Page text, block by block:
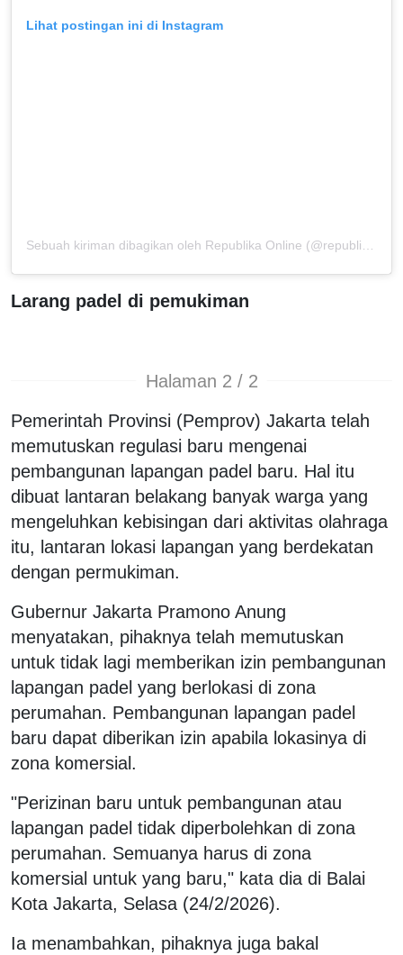
Lihat postingan ini di Instagram
Sebuah kiriman dibagikan oleh Republika Online (@republikaonline)
Larang padel di pemukiman
Halaman 2 / 2
Pemerintah Provinsi (Pemprov) Jakarta telah
memutuskan regulasi baru mengenai
pembangunan lapangan padel baru. Hal itu
dibuat lantaran belakang banyak warga yang
mengeluhkan kebisingan dari aktivitas olahraga
itu, lantaran lokasi lapangan yang berdekatan
dengan permukiman.
Gubernur Jakarta Pramono Anung
menyatakan, pihaknya telah memutuskan
untuk tidak lagi memberikan izin pembangunan
lapangan padel yang berlokasi di zona
perumahan. Pembangunan lapangan padel
baru dapat diberikan izin apabila lokasinya di
zona komersial.
"Perizinan baru untuk pembangunan atau
lapangan padel tidak diperbolehkan di zona
perumahan. Semuanya harus di zona
komersial untuk yang baru," kata dia di Balai
Kota Jakarta, Selasa (24/2/2026).
Ia menambahkan, pihaknya juga bakal